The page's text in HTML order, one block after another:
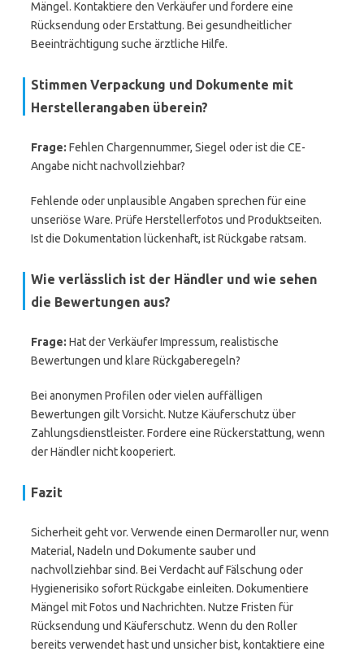
Mängel. Kontaktiere den Verkäufer und fordere eine
Rücksendung oder Erstattung. Bei gesundheitlicher
Beeinträchtigung suche ärztliche Hilfe.
Stimmen Verpackung und Dokumente mit
Herstellerangaben überein?
Frage: Fehlen Chargennummer, Siegel oder ist die CE-
Angabe nicht nachvollziehbar?
Fehlende oder unplausible Angaben sprechen für eine
unseriöse Ware. Prüfe Herstellerfotos und Produktseiten.
Ist die Dokumentation lückenhaft, ist Rückgabe ratsam.
Wie verlässlich ist der Händler und wie sehen
die Bewertungen aus?
Frage: Hat der Verkäufer Impressum, realistische
Bewertungen und klare Rückgaberegeln?
Bei anonymen Profilen oder vielen auffälligen
Bewertungen gilt Vorsicht. Nutze Käuferschutz über
Zahlungsdienstleister. Fordere eine Rückerstattung, wenn
der Händler nicht kooperiert.
Fazit
Sicherheit geht vor. Verwende einen Dermaroller nur, wenn
Material, Nadeln und Dokumente sauber und
nachvollziehbar sind. Bei Verdacht auf Fälschung oder
Hygienerisiko sofort Rückgabe einleiten. Dokumentiere
Mängel mit Fotos und Nachrichten. Nutze Fristen für
Rücksendung und Käuferschutz. Wenn du den Roller
bereits verwendet hast und unsicher bist, kontaktiere eine